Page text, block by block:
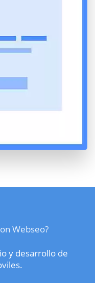
Webseo?
y desarrollo de